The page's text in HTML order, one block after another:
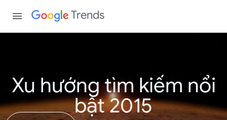
Trends
Xu hướng tìm kiếm nổi
bật 2015